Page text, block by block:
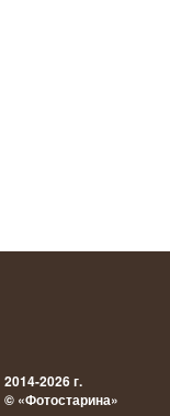
2014-2026 г.
© «Фотостарина»